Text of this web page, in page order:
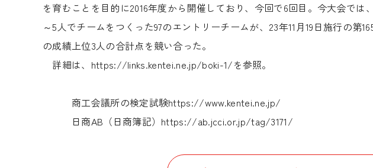
を育むことを目的に2016年度から開催しており、今回で6回目。今大会では
～5人でチームをつくった97のエントリーチームが、23年11月19日施行の第
の成績上位3人の合計点を競い合った。
詳細は、 https://links.kentei.ne.jp/boki-1/を参照。
商工会議所の検定試験https://www.kentei.ne.jp/
日商AB（日商簿記） https://ab.jcci.or.jp/tag/3171/